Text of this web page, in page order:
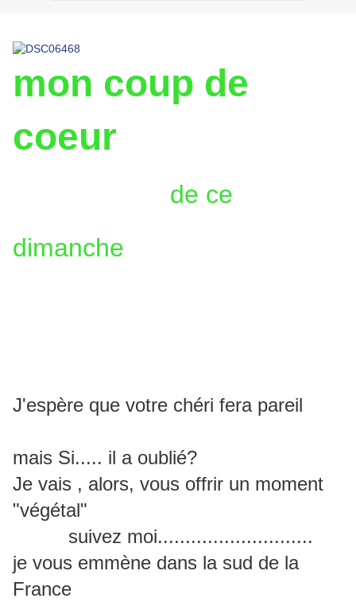
mon coup de
coeur
de ce
dimanche
J'espère que votre chéri fera pareil
mais Si..... il a oublié?
Je vais , alors, vous offrir un moment
"végétal"
suivez moi............................
je vous emmène dans la sud de la
France